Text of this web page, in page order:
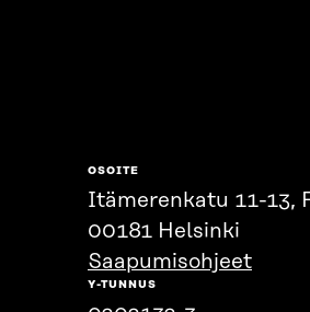
OSOITE
Itämerenkatu 11-13,
00181 Helsinki
Saapumisohjeet
Y-TUNNUS